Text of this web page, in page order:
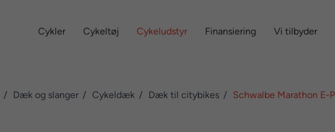
Cykler Cykeltøj Cykeludstyr Finansiering Vi tilbyder
Dæk og slanger Cykeldæk Dæk til citybikes Schwalbe Marathon